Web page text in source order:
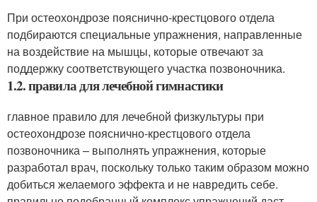
При остеохондрозе пояснично-крестцового отдела
подбираются специальные упражнения, направленные
на воздействие на мышцы, которые отвечают за
поддержку соответствующего участка позвоночника.
1.2. правила для лечебной гимнастики
главное правило для лечебной физкультуры при
остеохондрозе пояснично-крестцового отдела
позвоночника – выполнять упражнения, которые
разработал врач, поскольку только таким образом можно
добиться желаемого эффекта и не навредить себе.